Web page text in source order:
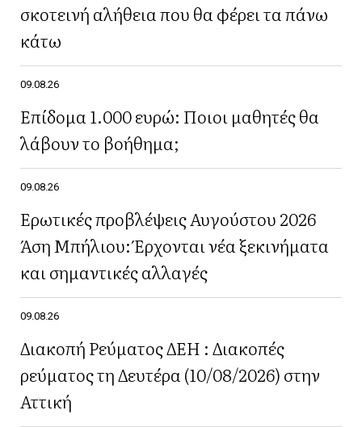
σκοτεινή αλήθεια που θα φέρει τα πάνω
κάτω
09.08.26
Επίδομα 1.000 ευρώ: Ποιοι μαθητές θα
λάβουν το βοήθημα;
09.08.26
Ερωτικές προβλέψεις Αυγούστου 2026
Άση Μπήλιου: Έρχονται νέα ξεκινήματα
και σημαντικές αλλαγές
09.08.26
Διακοπή Ρεύματος ΔΕΗ : Διακοπές
ρεύματος τη Δευτέρα (10/08/2026) στην
Αττική